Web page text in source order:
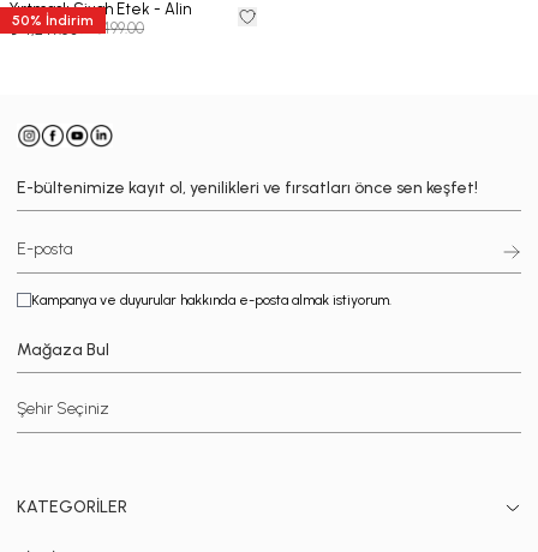
50% İndirim
Yırtmaçlı Siyah Etek - Alin
₺ 4,249.50₺ 8,499.00
E-bültenimize kayıt ol, yenilikleri ve fırsatları önce sen keşfet!
Kampanya ve duyurular hakkında e-posta almak istiyorum.
Mağaza Bul
KATEGORİLER